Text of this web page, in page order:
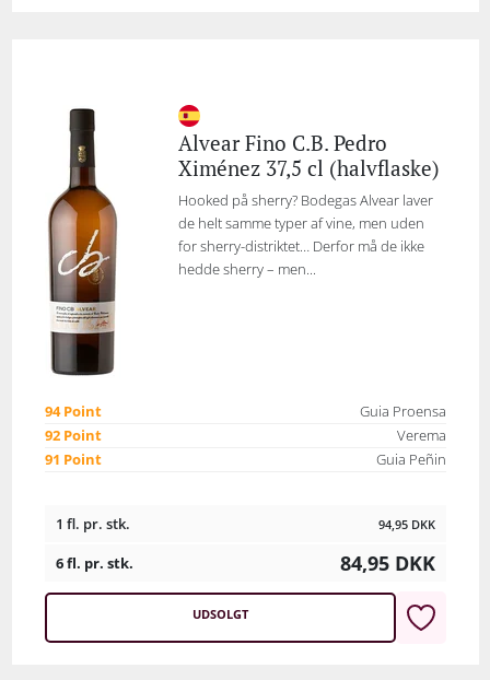
Alvear Fino C.B. Pedro
Ximénez 37,5 cl (halvflaske)
Hooked på sherry? Bodegas Alvear laver
de helt samme typer af vine, men uden
for sherry-distriktet… Derfor må de ikke
hedde sherry – men...
94 Point
Guia Proensa
92 Point
Verema
91 Point
Guia Peñin
1 fl. pr. stk. 94,95 DKK
6 fl. pr. stk. 84,95 DKK
UDSOLGT